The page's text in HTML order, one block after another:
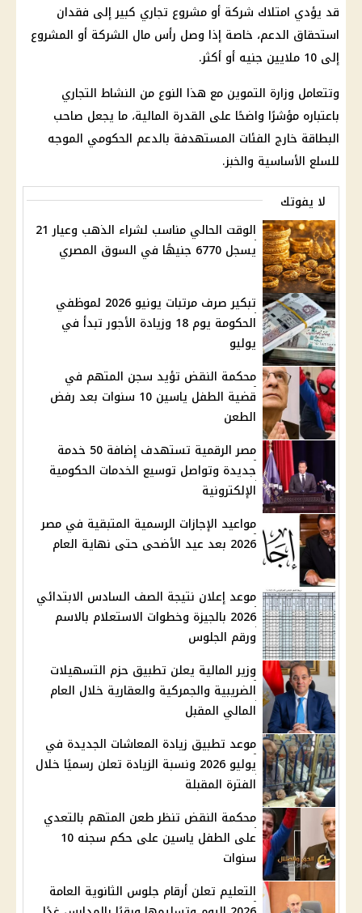
قد يؤدي امتلاك شركة أو مشروع تجاري كبير إلى فقدان
استحقاق الدعم، خاصة إذا وصل رأس مال الشركة أو المشروع
إلى 10 ملايين جنيه أو أكثر.
وتتعامل وزارة التموين مع هذا النوع من النشاط التجاري
باعتباره مؤشرًا واضحًا على القدرة المالية، ما يجعل صاحب
البطاقة خارج الفئات المستهدفة بالدعم الحكومي الموجه
للسلع الأساسية والخبز.
لا يفوتك
الوقت الحالي مناسب لشراء الذهب وعيار 21
يسجل 6770 جنيهًا في السوق المصري
تبكير صرف مرتبات يونيو 2026 لموظفي
الحكومة يوم 18 وزيادة الأجور تبدأ في
يوليو
محكمة النقض تؤيد سجن المتهم في
قضية الطفل ياسين 10 سنوات بعد رفض
الطعن
مصر الرقمية تستهدف إضافة 50 خدمة
جديدة وتواصل توسيع الخدمات الحكومية
الإلكترونية
مواعيد الإجازات الرسمية المتبقية في مصر
2026 بعد عيد الأضحى حتى نهاية العام
موعد إعلان نتيجة الصف السادس الابتدائي
2026 بالجيزة وخطوات الاستعلام بالاسم
ورقم الجلوس
وزير المالية يعلن تطبيق حزم التسهيلات
الضريبية والجمركية والعقارية خلال العام
المالي المقبل
موعد تطبيق زيادة المعاشات الجديدة في
يوليو 2026 ونسبة الزيادة تعلن رسميًا خلال
الفترة المقبلة
محكمة النقض تنظر طعن المتهم بالتعدي
على الطفل ياسين على حكم سجنه 10
سنوات
التعليم تعلن أرقام جلوس الثانوية العامة